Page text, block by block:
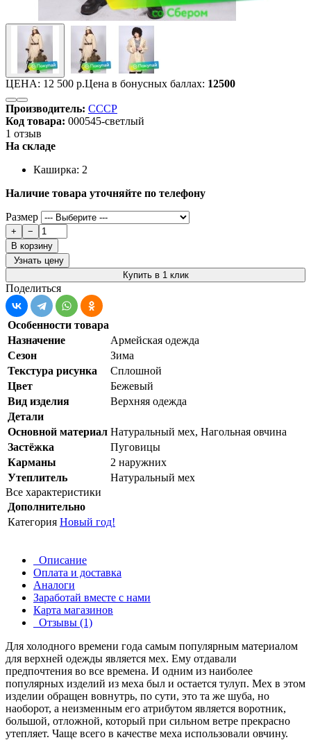
ЦЕНА: 12 500 р.Цена в бонусных баллах: 12500
Производитель: СССР
Код товара: 000545-светлый
1 отзыв
На складе
Каширка: 2
Наличие товара уточняйте по телефону
Размер
+
−
В корзину
Узнать цену
Купить в 1 клик
Поделиться
Особенности товара
Назначение
Армейская одежда
Сезон
Зима
Текстура рисунка
Сплошной
Цвет
Бежевый
Вид изделия
Верхняя одежда
Детали
Основной материал Натуральный мех, Нагольная овчина
Застёжка
Пуговицы
Карманы
2 наружних
Утеплитель
Натуральный мех
Все характеристики
Дополнительно
Категория Новый год!
Описание
Оплата и доставка
Аналоги
Заработай вместе с нами
Карта магазинов
Отзывы (1)
Для холодного времени года самым популярным материалом
для верхней одежды является мех. Ему отдавали
предпочтения во все времена. И одним из наиболее
популярных изделий из меха был и остается тулуп. Мех в этом
изделии обращен вовнутрь, по сути, это та же шуба, но
наоборот, а неизменным его атрибутом является воротник,
большой, отложной, который при сильном ветре прекрасно
утепляет. Чаще всего в качестве меха использовали овчину.